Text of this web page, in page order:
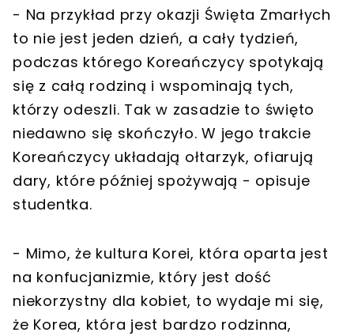
- Na przykład przy okazji Święta Zmarłych
to nie jest jeden dzień, a cały tydzień,
podczas którego Koreańczycy spotykają
się z całą rodziną i wspominają tych,
którzy odeszli. Tak w zasadzie to święto
niedawno się skończyło. W jego trakcie
Koreańczycy układają ołtarzyk, ofiarują
dary, które później spożywają - opisuje
studentka.
- Mimo, że kultura Korei, która oparta jest
na konfucjanizmie, który jest dość
niekorzystny dla kobiet, to wydaje mi się,
że Korea, która jest bardzo rodzinna,